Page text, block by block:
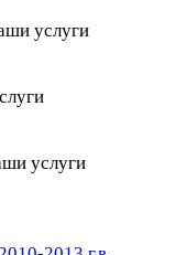
услуги
услуги